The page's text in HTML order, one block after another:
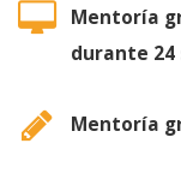
Mentoría
durante 24
Mentoría